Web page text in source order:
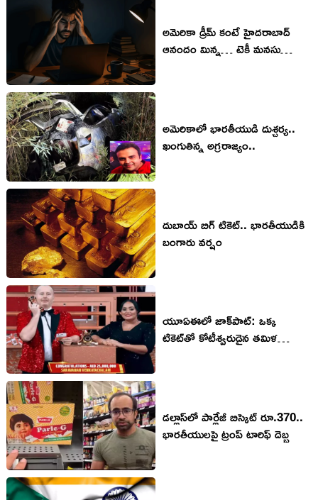
అమెరికా డ్రీమ్ కంటే హైదరాబాద్
ఆనందం మిన్న… టెకీ మనసు
అమెరికాలో భారతీయుడి దుశ్చర్య..
ఖంగుతిన్న అగ్రరాజ్యం..
దుబాయ్‌ బిగ్‌ టికెట్‌.. భారతీయుడికి
బంగారు వర్షం
యూఏఈలో జాక్‌పాట్: ఒక్క
టికెట్‌తో కోటీశ్వరుడైన తమిళ
డల్లాస్‌లో పార్లేజీ బిస్కెట్ రూ.370..
భారతీయులపై ట్రంప్ టారిఫ్ దెబ్బ